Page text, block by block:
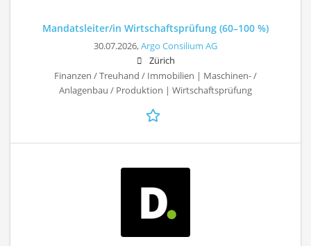
Mandatsleiter/in Wirtschaftsprüfung (60–100 %)
30.07.2026,Argo Consilium AG
Zürich
Finanzen / Treuhand / Immobilien | Maschinen- /
Anlagenbau / Produktion | Wirtschaftsprüfung